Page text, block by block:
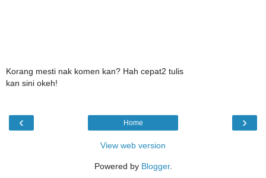
Korang mesti nak komen kan? Hah cepat2 tulis
kan sini okeh!
‹ ›
Home
View web version
Powered by Blogger.